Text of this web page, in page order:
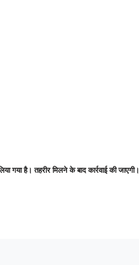
गया है। तहरीर मिलने के बाद कार्रवाई की जाएगी।